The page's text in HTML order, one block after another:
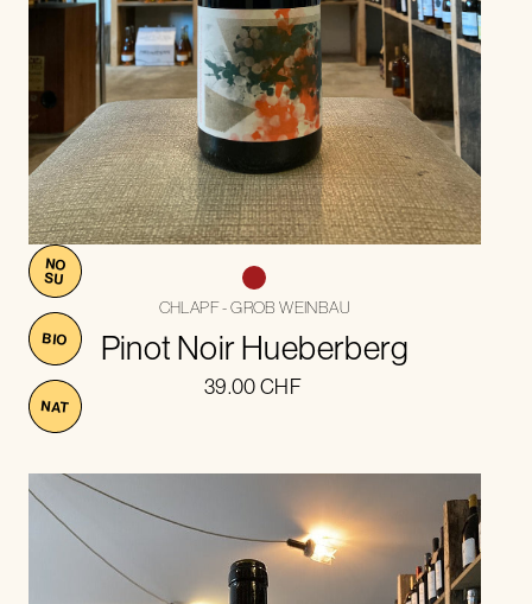
NO
SU
BIO
NAT
CHLAPF - GROB WEINBAU
Pinot Noir Hueberberg
39.00CHF